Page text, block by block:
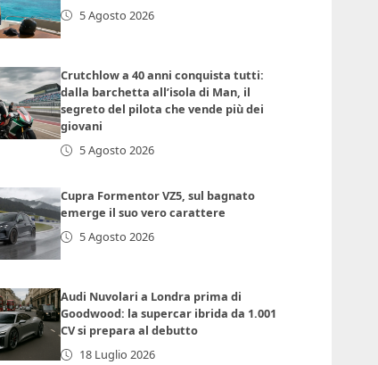
5 Agosto 2026
Crutchlow a 40 anni conquista tutti:
dalla barchetta all’isola di Man, il
segreto del pilota che vende più dei
giovani
5 Agosto 2026
Cupra Formentor VZ5, sul bagnato
emerge il suo vero carattere
5 Agosto 2026
Audi Nuvolari a Londra prima di
Goodwood: la supercar ibrida da 1.001
CV si prepara al debutto
18 Luglio 2026